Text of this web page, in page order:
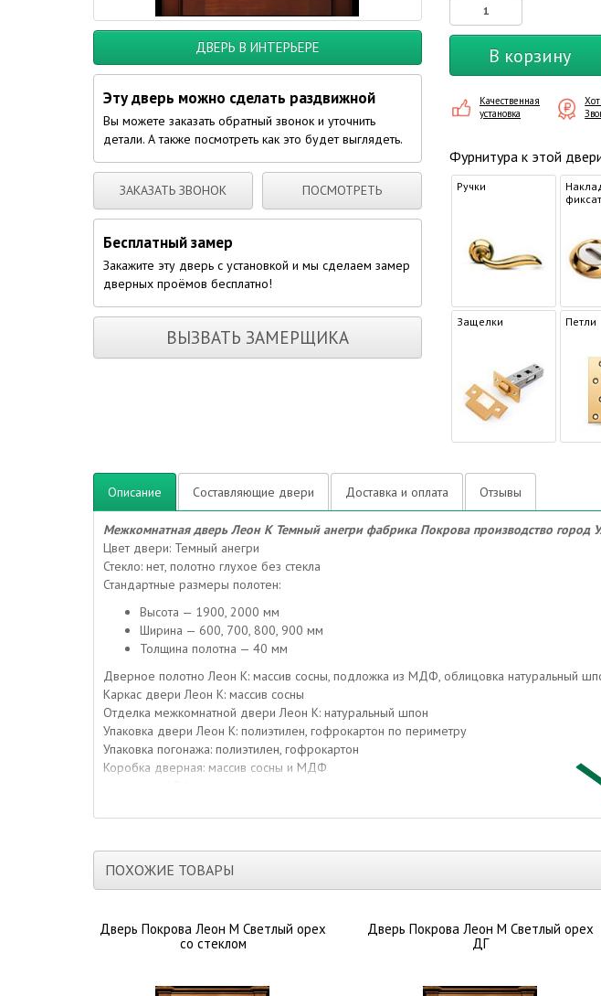
ДВЕРЬ В ИНТЕРЬЕРЕ
Эту дверь можно сделать раздвижной
Вы можете заказать обратный звонок и уточнить
детали. А также посмотреть как это будет выглядеть.
ЗАКАЗАТЬ ЗВОНОК ПОСМОТРЕТЬ
Бесплатный замер
Закажите эту дверь с установкой и мы сделаем замер
дверных проёмов бесплатно!
ВЫЗВАТЬ ЗАМЕРЩИКА
В корзину
Качественная
установка
Фурнитура к этой
Ручки
Защелки Петли
Описание Составляющие двери Доставка и оплата Отзывы
Межкомнатная дверь Леон К Темный анегри фабрика Покрова производство город
Цвет двери: Темный анегри
Стекло: нет, полотно глухое без стекла
Стандартные размеры полотен:
Высота — 1900, 2000 мм
Ширина — 600, 700, 800, 900 мм
Толщина полотна — 40 мм
Дверное полотно Леон К: массив сосны, подложка из МДФ, облицовка натуральный
Каркас двери Леон К: массив сосны
Отделка межкомнатной двери Леон К: натуральный шпон
Упаковка двери Леон К: полиэтилен, гофрокартон по периметру
Упаковка погонажа: полиэтилен, гофрокартон
Коробка дверная: массив сосны и МДФ
Притворная планка: МДФ
Современные двери, изготавливаемые из одной или нескольких древесных пород.
защиту от влаги и повреждений. В результате двери выглядят более презентабельно
Достоинства шпонирования:
ПОХОЖИЕ ТОВАРЫ
Дверь Покрова Леон М Светлый орех
со стеклом
Дверь Покрова Леон М Светлый орех
ДГ